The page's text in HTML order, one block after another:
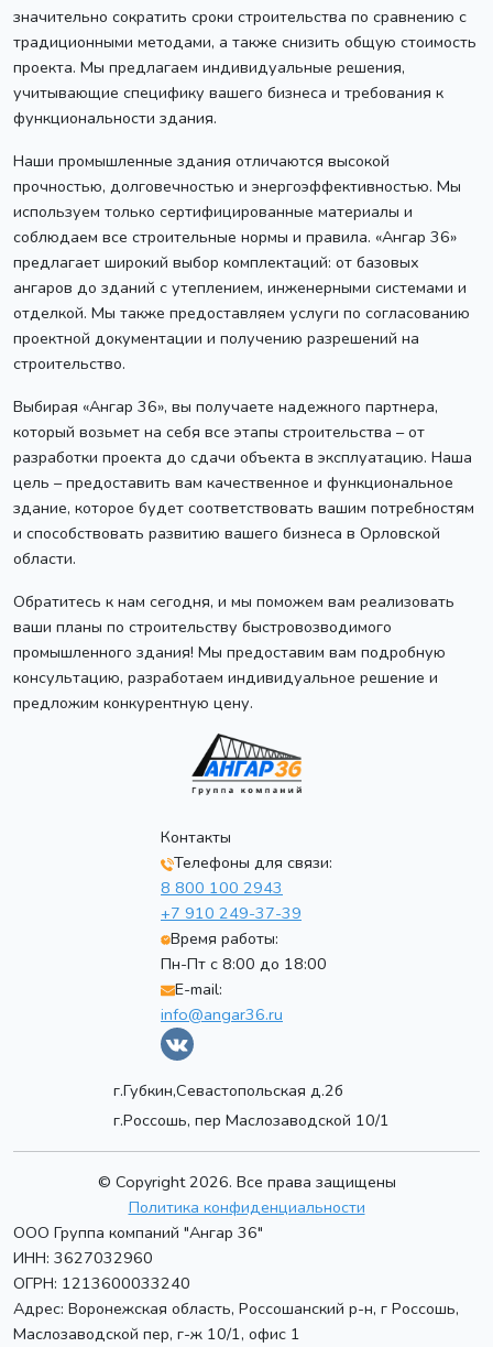
значительно сократить сроки строительства по сравнению с
традиционными методами, а также снизить общую стоимость
проекта. Мы предлагаем индивидуальные решения,
учитывающие специфику вашего бизнеса и требования к
функциональности здания.
Наши промышленные здания отличаются высокой
прочностью, долговечностью и энергоэффективностью. Мы
используем только сертифицированные материалы и
соблюдаем все строительные нормы и правила. «Ангар 36»
предлагает широкий выбор комплектаций: от базовых
ангаров до зданий с утеплением, инженерными системами и
отделкой. Мы также предоставляем услуги по согласованию
проектной документации и получению разрешений на
строительство.
Выбирая «Ангар 36», вы получаете надежного партнера,
который возьмет на себя все этапы строительства – от
разработки проекта до сдачи объекта в эксплуатацию. Наша
цель – предоставить вам качественное и функциональное
здание, которое будет соответствовать вашим потребностям
и способствовать развитию вашего бизнеса в Орловской
области.
Обратитесь к нам сегодня, и мы поможем вам реализовать
ваши планы по строительству быстровозводимого
промышленного здания! Мы предоставим вам подробную
консультацию, разработаем индивидуальное решение и
предложим конкурентную цену.
Контакты
Телефоны для связи:
8 800 100 2943
+7 910 249-37-39
Время работы:
Пн-Пт с 8:00 до 18:00
E-mail:
info@angar36.ru
г.Губкин,Севастопольская д.2б
г.Россошь, пер Маслозаводской 10/1
© Copyright 2026. Все права защищены
Политика конфиденциальности
ООО Группа компаний "Ангар 36"
ИНН: 3627032960
ОГРН: 1213600033240
Адрес: Воронежская область, Россошанский р-н, г Россошь,
Маслозаводской пер, г-ж 10/1, офис 1